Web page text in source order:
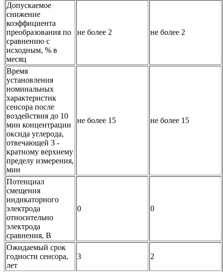
Допускаемое
снижение
коэффициента
преобразования по
сравнению с
исходным, % в
месяц
не более 2 не более 2
Время
установления
номинальных
характеристик
сенсора после
воздействия до 10
мин концентрации
оксида углерода,
отвечающей 3 -
кратному верхнему
пределу измерения,
мин
не более 15 не более 15
Потенциал
смещения
индикаторного
электрода
относительно
электрода
cравнения, В
0 0
Ожидаемый срок
годности сенсора,
лет
3 2